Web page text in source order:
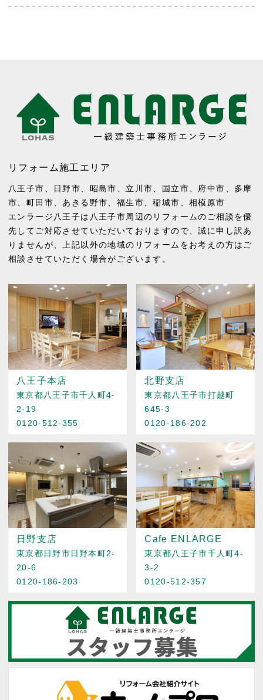
リフォーム施工エリア
八王子市 日野市 昭島市 立川市 国立市 府中市
多摩
市
町田市 あきる野市 福生市 、稲城市 、相模原市
エンラージ八王子は八王子市周辺のリフォームのご相談を優
先してご対応させていただいておりますので、誠に申し訳あ
りませんが、上記以外の地域のリフォームをお考えの方はご
相談させていただく場合がございます。
八王子本店
東京都八王子市千人町4-
2-19
0120-512-355
北野支店
東京都八王子市打越町
645-3
0120-186-202
日野支店
東京都日野市日野本町2-
20-6
0120-186-203
Cafe ENLARGE
東京都八王子市千人町4-
3-2
0120-512-357